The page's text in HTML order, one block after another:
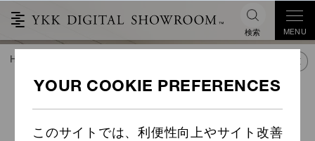
このサイトでは、利便性向上やサイト改善
検索 MENU
CONCEAL ®セミオートロッ
HOME